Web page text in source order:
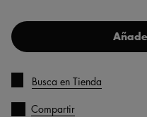
Busca en Tienda
Compartir